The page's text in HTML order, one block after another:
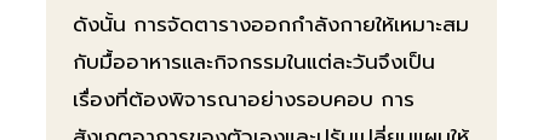
ดังนั้น การจัดตารางออกกำลังกายให้เหมาะสม
กับมื้ออาหารและกิจกรรมในแต่ละวันจึงเป็น
เรื่องที่ต้องพิจารณาอย่างรอบคอบ การ